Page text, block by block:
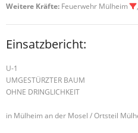
Weitere Kräfte: Feuerwehr Mülheim
Einsatzbericht:
U-1
UMGESTÜRZTER BAUM
OHNE DRINGLICHKEIT
in Mülheim an der Mosel / Ortsteil